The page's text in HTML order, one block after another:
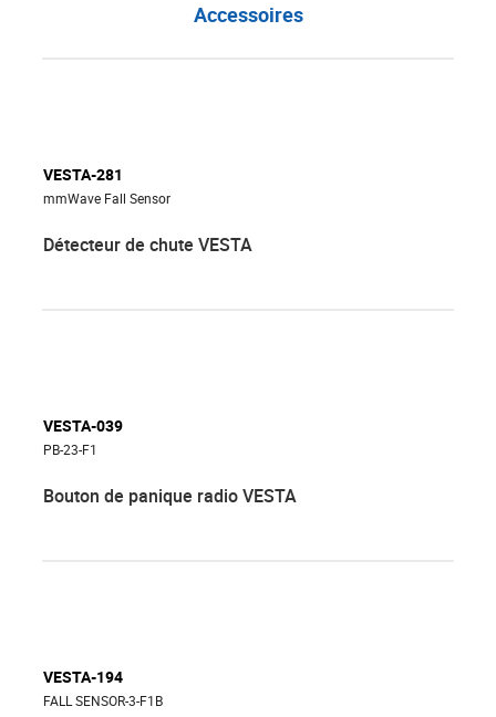
Accessoires
VESTA-281
mmWave Fall Sensor
Détecteur de chute VESTA
VESTA-039
PB-23-F1
Bouton de panique radio VESTA
VESTA-194
FALL SENSOR-3-F1B